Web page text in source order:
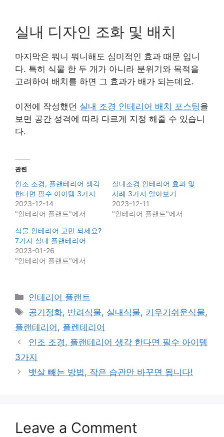
실내 디자인 조화 및 배치
마지막은 뭐니 뭐니해도 심미적인 효과 때문 입니
다. 특히 식물 한 두 개가 아니라 분위기와 목적을
고려하여 배치를 하면 그 효과가 배가 되는데요.
이전에 작성했던 실내 조경 인테리어 배치 포스팅을
보면 공간 성격에 따라 다르게 지정 해줄 수 있습니
다.
관련
인조 조경, 플랜테리어 생각
한다면 필수 아이템 3가지
2023-12-14
"인테리어 플랜트"에서
실내조경 인테리어 효과 및
사례 3가지 알아보기
2023-12-11
"인테리어 플랜트"에서
식물 인테리어 고민 되세요?
7가지 실내 플랜테리어
2023-01-26
"인테리어 플랜트"에서
Categories
인테리어 플랜트
Tags
공기정화, 반려식물, 실내식물, 키우기쉬운식물,
플랜테리어 , 플렌테리어
인조 조경, 플랜테리어 생각 한다면 필수 아이템
3가지
뱃살 빼는 방법, 작은 습관만 바꾸면 됩니다!
Leave a Comment